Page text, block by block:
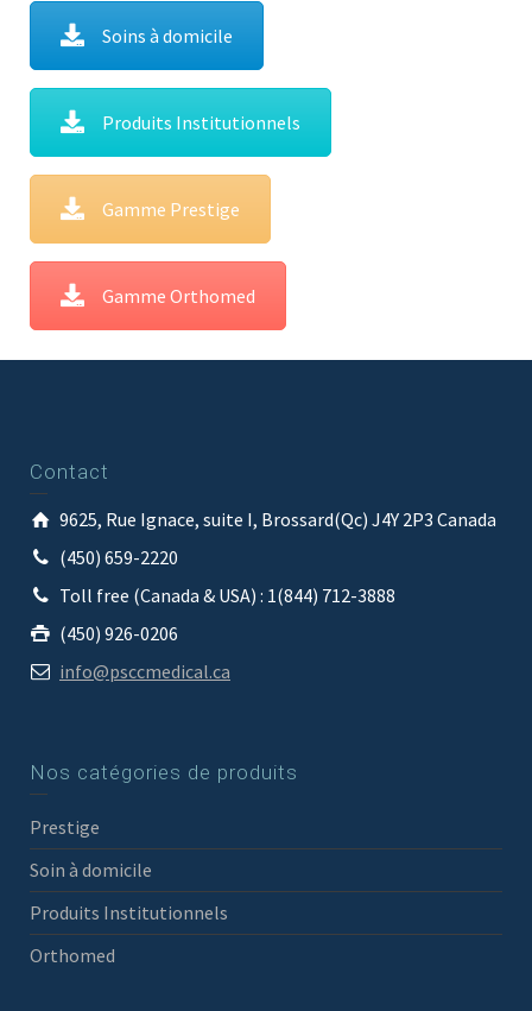
Soins à domicile
Produits Institutionnels
Gamme Prestige
Gamme Orthomed
Contact
9625, Rue Ignace, suite I, Brossard(Qc) J4Y 2P3 Canada
(450) 659-2220
Toll free (Canada & USA) : 1(844) 712-3888
(450) 926-0206
info@psccmedical.ca
Nos catégories de produits
Prestige
Soin à domicile
Produits Institutionnels
Orthomed